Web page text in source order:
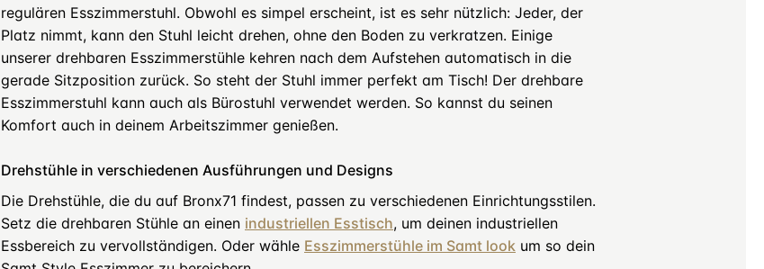
regulären Esszimmerstuhl. Obwohl es simpel erscheint, ist es sehr nützlich: Jeder, der
Platz nimmt, kann den Stuhl leicht drehen, ohne den Boden zu verkratzen. Einige
unserer drehbaren Esszimmerstühle kehren nach dem Aufstehen automatisch in die
gerade Sitzposition zurück. So steht der Stuhl immer perfekt am Tisch! Der drehbare
Esszimmerstuhl kann auch als Bürostuhl verwendet werden. So kannst du seinen
Komfort auch in deinem Arbeitszimmer genießen.
Drehstühle in verschiedenen Ausführungen und Designs
Die Drehstühle, die du auf Bronx71 findest, passen zu verschiedenen Einrichtungsstilen.
Setz die drehbaren Stühle an einen industriellen Esstisch, um deinen industriellen
Essbereich zu vervollständigen. Oder wähle Esszimmerstühle im Samt look um so dein